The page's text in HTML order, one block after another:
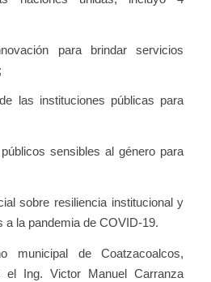
para brindar servicios
las instituciones públicas para
sensibles al género para
sobre resiliencia institucional y
a la pandemia de COVID-19.
municipal de Coatzacoalcos,
el Ing. Victor Manuel Carranza